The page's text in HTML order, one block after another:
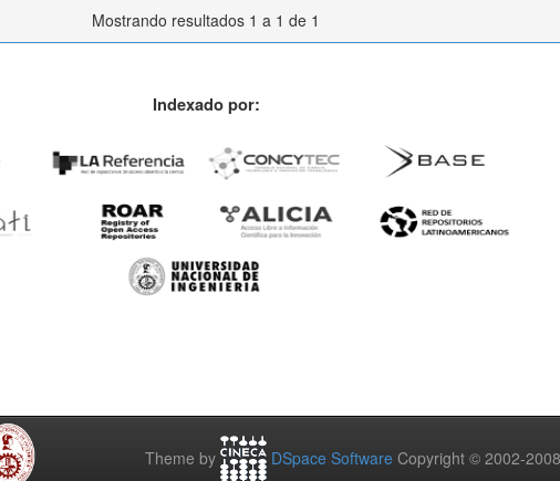
Mostrando resultados 1 a 1 de 1
Indexado por:
Theme by DSpace Software Copyright © 2002-2008